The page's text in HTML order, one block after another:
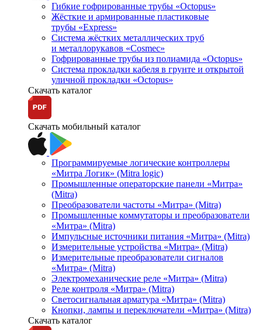
Гибкие гофрированные трубы «Octopus»
Жёсткие и армированные пластиковые
трубы «Express»
Система жёстких металлических труб
и металлорукавов «Cosmec»
Гофрированные трубы из полиамида «Octopus»
Система прокладки кабеля в грунте и открытой
уличной прокладки «Octopus»
Скачать каталог
Скачать мобильный каталог
Программируемые логические контроллеры
«Митра Логик» (Mitra logic)
Промышленные операторские панели «Митра»
(Mitra)
Преобразователи частоты «Митра» (Mitra)
Промышленные коммутаторы и преобразователи
«Митра» (Mitra)
Импульсные источники питания «Митра» (Mitra)
Измерительные устройства «Митра» (Mitra)
Измерительные преобразователи сигналов
«Митра» (Mitra)
Электромеханические реле «Митра» (Mitra)
Реле контроля «Митра» (Mitra)
Светосигнальная арматура «Митра» (Mitra)
Кнопки, лампы и переключатели «Митра» (Mitra)
Скачать каталог